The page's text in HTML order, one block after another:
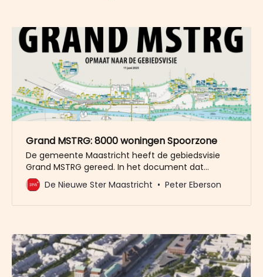
Grand MSTRG: 8000 woningen Spoorzone
De gemeente Maastricht heeft de gebiedsvisie
Grand MSTRG gereed. In het document dat
dinsdag werd gepresenteerd staat dat er ruimte is
voor 8.000 woningen bij het spoor. Bewoners
De Nieuwe Ster Maastricht Peter Eberson